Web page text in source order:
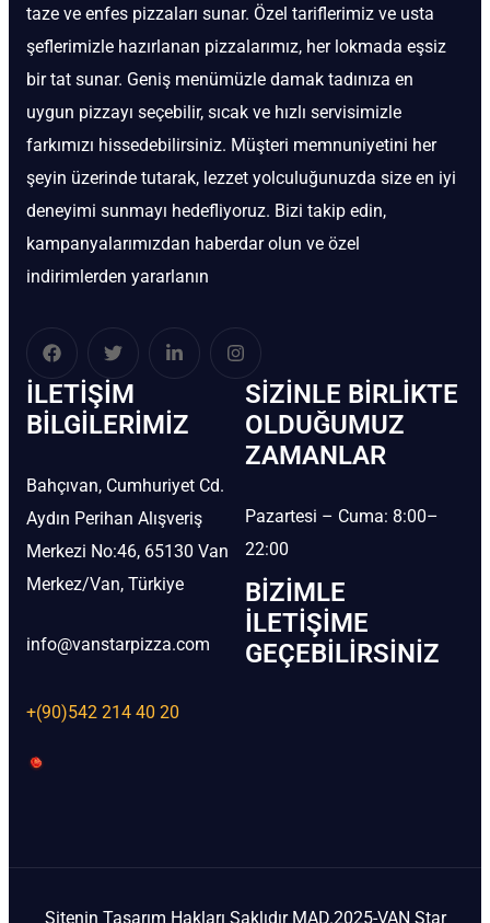
taze ve enfes pizzaları sunar. Özel tariflerimiz ve usta
şeflerimizle hazırlanan pizzalarımız, her lokmada eşsiz
bir tat sunar. Geniş menümüzle damak tadınıza en
uygun pizzayı seçebilir, sıcak ve hızlı servisimizle
farkımızı hissedebilirsiniz. Müşteri memnuniyetini her
şeyin üzerinde tutarak, lezzet yolculuğunuzda size en iyi
deneyimi sunmayı hedefliyoruz. Bizi takip edin,
kampanyalarımızdan haberdar olun ve özel
indirimlerden yararlanın
İLETIŞIM
BİLGILERIMIZ
Bahçıvan, Cumhuriyet Cd.
Aydın Perihan Alışveriş
Merkezi No:46, 65130 Van
Merkez/Van, Türkiye
info@vanstarpizza.com
+(90)542 214 40 20
SIZINLE BIRLIKTE
OLDUĞUMUZ
ZAMANLAR
Pazartesi – Cuma: 8:00–
22:00
BIZIMLE
İLETIŞIME
GEÇEBILIRSINIZ
Sitenin Tasarım Hakları Saklıdır MAD.2025-VAN Star